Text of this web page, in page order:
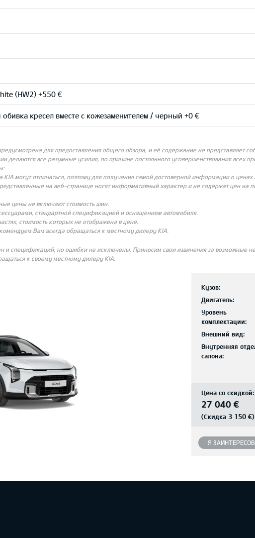
(HW2) +550 €
обивка кресел вместе с кожезаменителем / черный +0 €
для предоставления общего обзора, и её содержание не представляет
делаются все разумные усилия, по причине постоянного усовершенствования всех
могут отличаться, поэтому для получения самой достоверной информации о ценах
на веб-странице носят информативный характер и не содержат цен на
цены не включают стоимость шин.
стандартной спецификацией и оснащением автомобиля.
стоимость которых не отображена в цене.
Вам всегда обращаться к местному дилеру KIA.
и спецификаций, но ошибки не исключены. Приносим свои извинения за возможные
к своему местному дилеру KIA.
Кузов:
Двигатель:
Уровень
комплектации:
Внешний вид:
Внутренняя
салона:
Цена со скидкой:
27 040 €
(Скидка 3 150 €)
Я